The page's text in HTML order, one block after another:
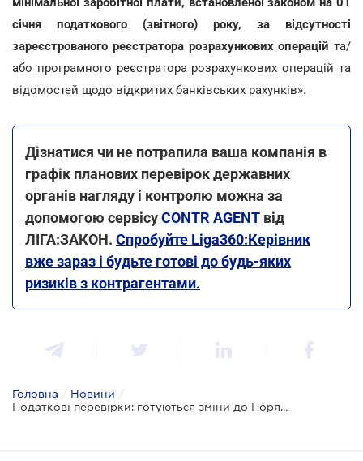
січня податкового (звітного) року, за відсутності
зареєстрованого реєстратора розрахункових операцій та/
або програмного реєстратора розрахункових операцій та
відомостей щодо відкритих банківських рахунків».
Дізнатися чи не потрапила ваша компанія в
графік планових перевірок державних
органів нагляду і контролю можна за
допомогою сервісуCONTR AGENT від
ЛІГА:ЗАКОН. Спробуйте Liga360:Керівник
вже зараз і будьте готові до будь-яких
ризиків з контрагентами.
Головна / Новини /
Податкові перевірки: готуються зміни до Порядку формування плану-графіка перевірок